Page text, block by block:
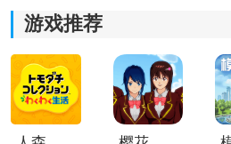
游戏推荐